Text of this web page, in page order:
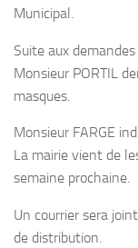
Municipal.
Suite aux
Monsieur PORTIL
masques.
Monsieur FARGE
La mairie vient de
semaine prochaine.
Un courrier sera
de distribution.